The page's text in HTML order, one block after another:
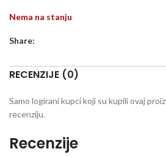
Nema na stanju
Share:
RECENZIJE (0)
Recenzije
Samo logirani kupci koji su kupili ovaj
recenziju.